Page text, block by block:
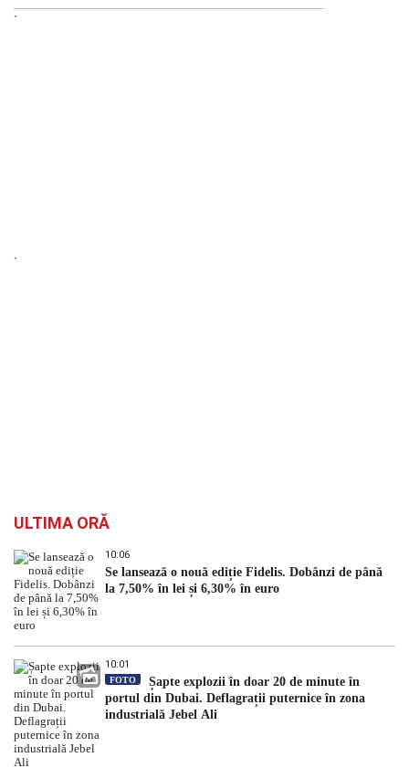
`
`
ULTIMA ORĂ
10:06
Se lansează o nouă ediție Fidelis. Dobânzi de până
la 7,50% în lei și 6,30% în euro
10:01
FOTO
Șapte explozii în doar 20 de minute în
portul din Dubai. Deflagrații puternice în zona
industrială Jebel Ali